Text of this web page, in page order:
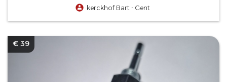
kerckhof Bart - Gent
€ 39